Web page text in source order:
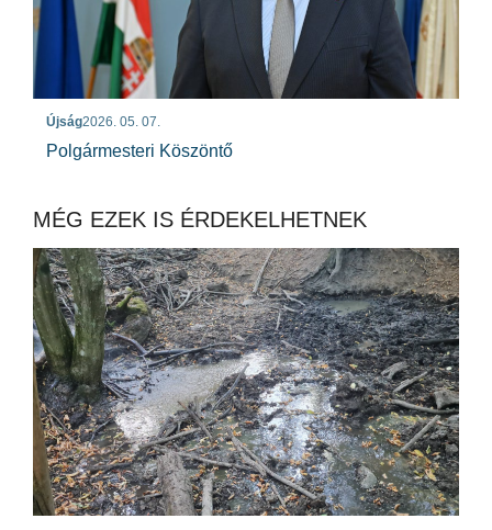
Újság2026. 05. 07.
Polgármesteri Köszöntő
MÉG EZEK IS ÉRDEKELHETNEK